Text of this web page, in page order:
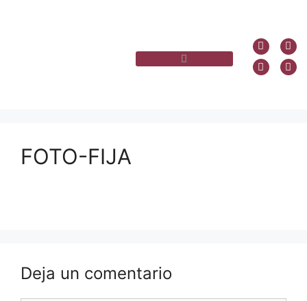
FOTO-FIJA
Deja un comentario